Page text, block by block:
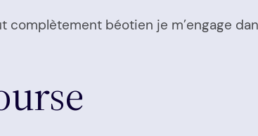
béotien je m’engage